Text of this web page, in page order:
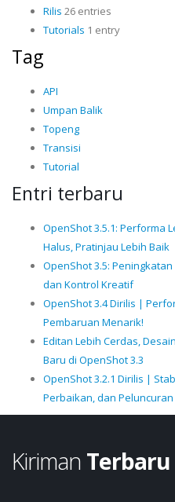
Rilis 26 entries
Tutorials 1 entry
Tag
API
Umpan Balik
Topeng
Transisi
Tutorial
Entri terbaru
OpenShot 3.5.1: Performa
Halus, Pratinjau Lebih Baik
OpenShot 3.5:
dan Kontrol Kreatif
OpenShot 3.4 Dirilis |
Pembaruan Menarik!
Editan Lebih Cerdas,
Baru di OpenShot 3.3
OpenShot 3.2.1 Dirilis |
Perbaikan, dan Peluncuran
Kiriman Terbaru